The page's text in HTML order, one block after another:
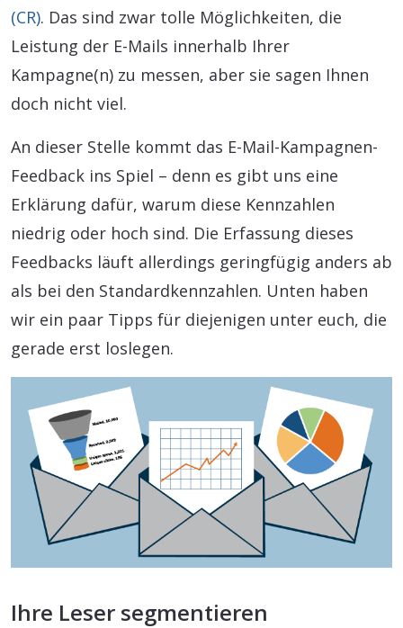
(CR). Das sind zwar tolle Möglichkeiten, die
Leistung der E-Mails innerhalb Ihrer
Kampagne(n) zu messen, aber sie sagen Ihnen
doch nicht viel.
An dieser Stelle kommt das E-Mail-Kampagnen-
Feedback ins Spiel – denn es gibt uns eine
Erklärung dafür, warum diese Kennzahlen
niedrig oder hoch sind. Die Erfassung dieses
Feedbacks läuft allerdings geringfügig anders ab
als bei den Standardkennzahlen. Unten haben
wir ein paar Tipps für diejenigen unter euch, die
gerade erst loslegen.
Ihre Leser segmentieren